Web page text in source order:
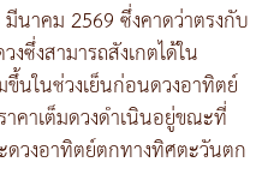
นาคม 2569 ซึ่งคาดว่าตรงกับ
ซึ่งสามารถสังเกตได้ใน
นในช่วงเย็นก่อนดวงอาทิตย์
าเต็มดวงดำเนินอยู่ขณะที่
วงอาทิตย์ตกทางทิศตะวันตก